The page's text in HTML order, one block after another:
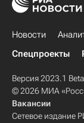
Новости
Спецпроекты
Версия 2023.1 Beta
© 2026 МИА
Вакансии
Сетевое издание